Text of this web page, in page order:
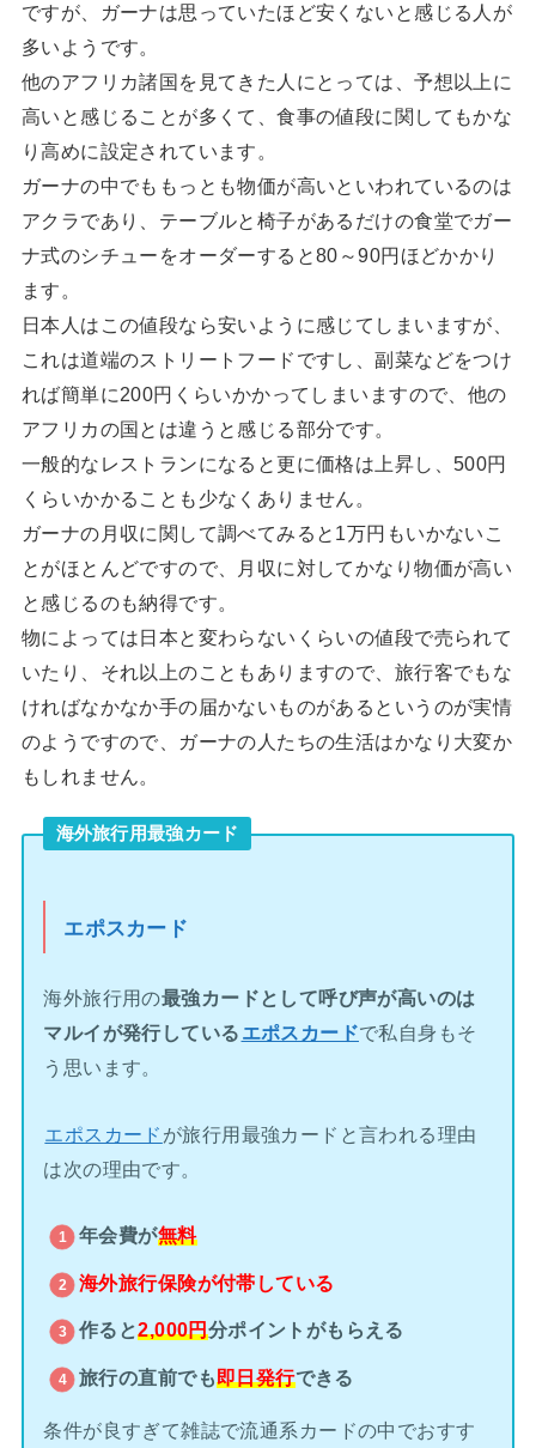
ですが、ガーナは思っていたほど安くないと感じる人が
多いようです。
他のアフリカ諸国を見てきた人にとっては、予想以上に
高いと感じることが多くて、食事の値段に関してもかな
り高めに設定されています。
ガーナの中でももっとも物価が高いといわれているのは
アクラであり、テーブルと椅子があるだけの食堂でガー
ナ式のシチューをオーダーすると80～90円ほどかかり
ます。
日本人はこの値段なら安いように感じてしまいますが、
これは道端のストリートフードですし、副菜などをつけ
れば簡単に200円くらいかかってしまいますので、他の
アフリカの国とは違うと感じる部分です。
一般的なレストランになると更に価格は上昇し、500円
くらいかかることも少なくありません。
ガーナの月収に関して調べてみると1万円もいかないこ
とがほとんどですので、月収に対してかなり物価が高い
と感じるのも納得です。
物によっては日本と変わらないくらいの値段で売られて
いたり、それ以上のこともありますので、旅行客でもな
ければなかなか手の届かないものがあるというのが実情
のようですので、ガーナの人たちの生活はかなり大変か
もしれません。
海外旅行用最強カード
エポスカード
海外旅行用の最強カードとして呼び声が高いのは
マルイが発行している エポスカードで私自身もそ
う思います。
エポスカード が旅行用最強カードと言われる理由
は次の理由です。
年会費が無料
海外旅行保険が付帯している
作ると2,000円分ポイントがもらえる
旅行の直前でも即日発行できる
条件が良すぎて雑誌で流通系カードの中でおすす